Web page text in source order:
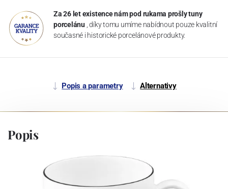
Za 26 let existence nám pod rukama prošly tuny
porcelánu , díky tomu umíme nabídnout pouze kvalitní
současné i historické porcelánové produkty.
Popis a parametry Alternativy
Popis